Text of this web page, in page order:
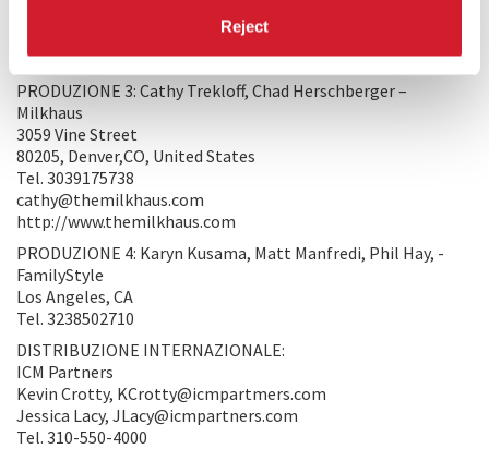
Reject
annick@screen-division.com
http://www.screen-division.com
PRODUZIONE 3: Cathy Trekloff, Chad Herschberger –
Milkhaus
3059 Vine Street
80205, Denver,CO, United States
Tel. 3039175738
cathy@themilkhaus.com
http://www.themilkhaus.com
PRODUZIONE 4: Karyn Kusama, Matt Manfredi, Phil Hay, -
FamilyStyle
Los Angeles, CA
Tel. 3238502710
DISTRIBUZIONE INTERNAZIONALE:
ICM Partners
Kevin Crotty, KCrotty@icmpartmers.com
Jessica Lacy, JLacy@icmpartners.com
Tel. 310-550-4000